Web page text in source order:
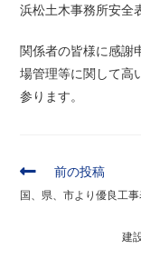
浜松土木事務所安全
関係者の皆様に感謝
場管理等に関して高
参ります。
そ
の
他
前の投稿
国、県、市より優良工
建